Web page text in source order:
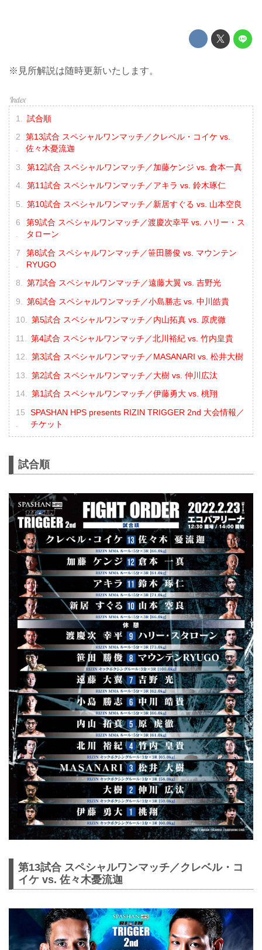
※見所解説は随時更新いたします。
試合順
第13試合 スペシャルワンマッチ／クレベル・コイケ vs.
佐々木憂流迦
第12試合 スペシャルワンマッチ／加藤ケンジ vs. 倉本一真
第11試合 スペシャルワンマッチ／アキラ vs. 鈴木琢仁
第10試合 スペシャルワンマッチ／新居すぐる vs. 山本空良
第9試合 スペシャルワンマッチ／渡慶次幸平 vs. ハリー・ス
タローン
第8試合 スペシャルワンマッチ／笹田勝俊 vs. マウンテン
RYUGO
第7試合 スペシャルワンマッチ／遠藤大翼 vs. 吉野光
第6試合 スペシャルワンマッチ／小島勝志 vs. 中川皓貴
第5試合 スペシャルワンマッチ／内山拓真 vs. 原虎徹
第4試合 スペシャルワンマッチ／北川裕紀 vs. 竹内皇貴
第3試合 スペシャルワンマッチ／MASANARI vs. 松井大樹
第2試合 スペシャルワンマッチ／大樹 vs. 仲川広汰
第1試合 スペシャルワンマッチ／伊藤勇大 vs. 桃翔
SPASHAN HPS presents RIZIN TRIGGER 2nd 大会情報／
チケット
試合順
第13試合 スペシャルワンマッチ／クレベル・コ
イケ vs. 佐々木憂流迦